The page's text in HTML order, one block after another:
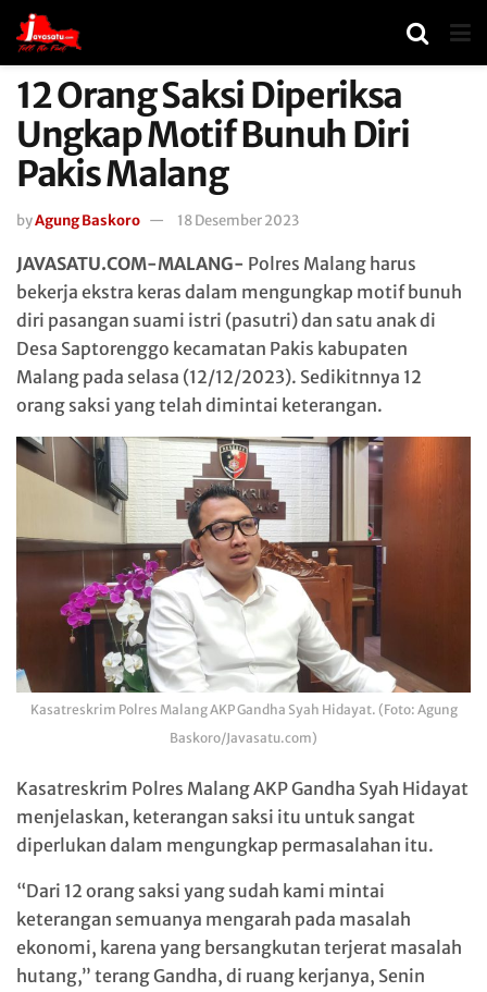
12 Orang Saksi Diperiksa
Ungkap Motif Bunuh Diri
Pakis Malang
byAgung Baskoro 18 Desember 2023
JAVASATU.COM-MALANG- Polres Malang harus
bekerja ekstra keras dalam mengungkap motif bunuh
diri pasangan suami istri (pasutri) dan satu anak di
Desa Saptorenggo kecamatan Pakis kabupaten
Malang pada selasa (12/12/2023). Sedikitnnya 12
orang saksi yang telah dimintai keterangan.
Kasatreskrim Polres Malang AKP Gandha Syah Hidayat. (Foto: Agung
Baskoro/Javasatu.com)
Kasatreskrim Polres Malang AKP Gandha Syah Hidayat
menjelaskan, keterangan saksi itu untuk sangat
diperlukan dalam mengungkap permasalahan itu.
“Dari 12 orang saksi yang sudah kami mintai
keterangan semuanya mengarah pada masalah
ekonomi, karena yang bersangkutan terjerat masalah
hutang,” terang Gandha, di ruang kerjanya, Senin